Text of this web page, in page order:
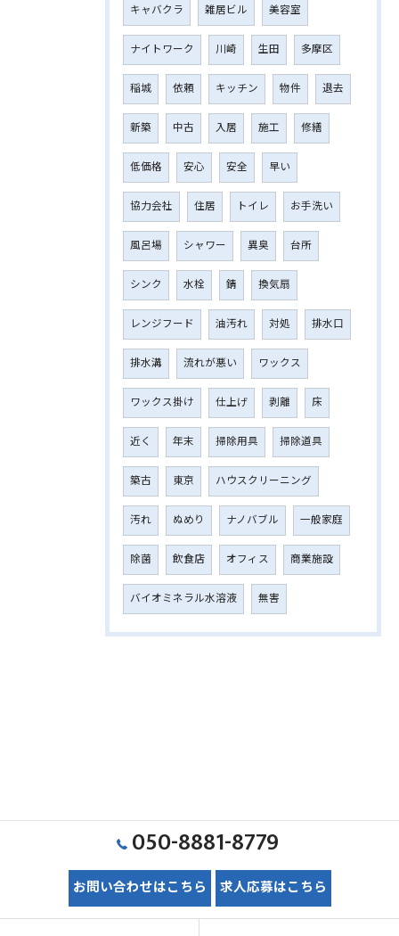
キャバクラ 雑居ビル 美容室
ナイトワーク 川崎 生田 多摩区
稲城 依頼 キッチン 物件 退去
新築 中古 入居 施工 修繕
低価格 安心 安全 早い
協力会社 住居 トイレ お手洗い
風呂場 シャワー 異臭 台所
シンク 水栓 錆 換気扇
レンジフード 油汚れ 対処 排水口
排水溝 流れが悪い ワックス
ワックス掛け 仕上げ 剥離 床
近く 年末 掃除用具 掃除道具
築古 東京 ハウスクリーニング
汚れ ぬめり ナノバブル 一般家庭
除菌 飲食店 オフィス 商業施設
バイオミネラル水溶液 無害
050-8881-8779
お問い合わせはこちら 求人応募はこちら